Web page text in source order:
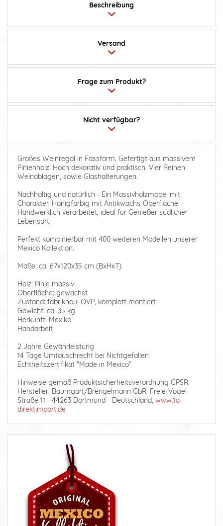
Beschreibung
Frage zum Produkt?
Versand
Nicht verfügbar?
Großes Weinregal in Fassform. Gefertigt aus massivem
Pinienholz. Hoch dekorativ und praktisch. Vier Reihen
Weinablagen, sowie Glashalterungen.
Nachhaltig und natürlich - Ein Massivholzmöbel mit
Charakter. Honigfarbig mit Antikwachs-Oberfläche.
Handwerklich verarbeitet, ideal für Genießer südlicher
Lebensart.
Perfekt kombinierbar mit 400 weiteren Modellen unserer
Mexico Kollektion.
Maße: ca. 67x120x35 cm (BxHxT)
Holz: Pinie massiv
Oberfläche: gewachst
Zustand: fabrikneu, OVP, komplett montiert
Gewicht: ca. 35 kg
Herkunft: Mexiko
Handarbeit
2 Jahre Gewährleistung
14 Tage Umtauschrecht bei Nichtgefallen
Echtheitszertifikat "Made in Mexico"
Hinweise gemäß Produktsicherheitsverordnung GPSR:
Hersteller: Baumgart/Brengelmann GbR, Freie-Vogel-
Straße 11 - 44263 Dortmund - Deutschland, www.1a-
direktimport.de